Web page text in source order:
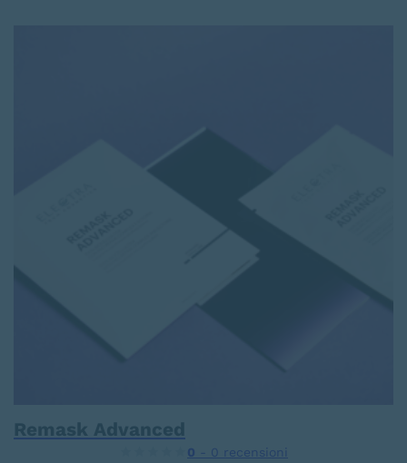
Remask Advanced
0 - 0 recensioni